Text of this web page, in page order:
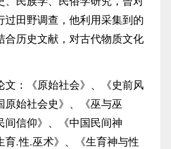
过田野调查，他利用采集到的
合历史文献，对古代物质文化
文：《原始社会》、《史前风
原始社会史》、《巫与巫
间信仰》、《中国民间神
育.性.巫术》、《生育神与性